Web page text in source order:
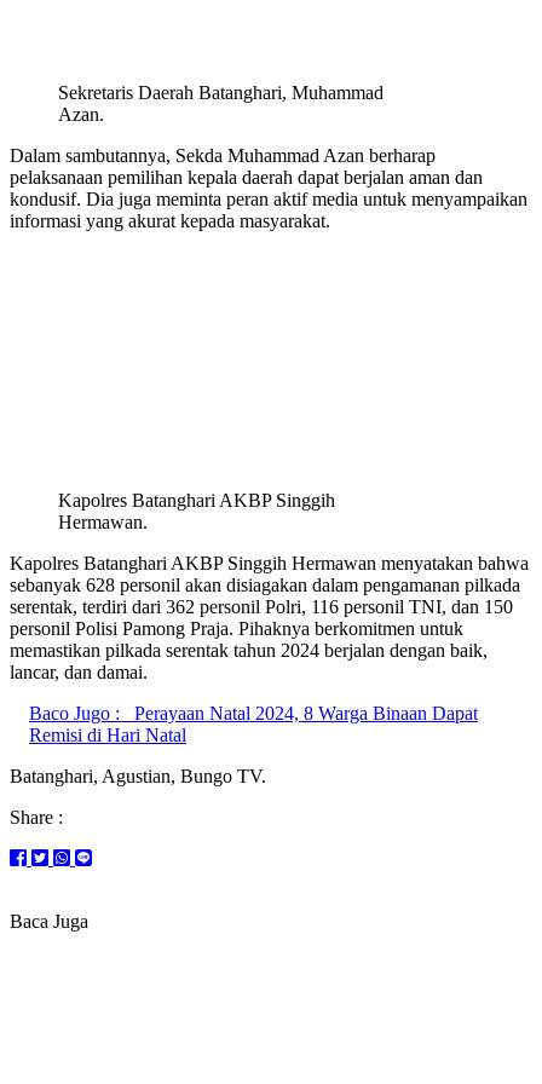
Sekretaris Daerah Batanghari, Muhammad
Azan.
Dalam sambutannya, Sekda Muhammad Azan berharap
pelaksanaan pemilihan kepala daerah dapat berjalan aman dan
kondusif. Dia juga meminta peran aktif media untuk menyampaikan
informasi yang akurat kepada masyarakat.
Kapolres Batanghari AKBP Singgih
Hermawan.
Kapolres Batanghari AKBP Singgih Hermawan menyatakan bahwa
sebanyak 628 personil akan disiagakan dalam pengamanan pilkada
serentak, terdiri dari 362 personil Polri, 116 personil TNI, dan 150
personil Polisi Pamong Praja. Pihaknya berkomitmen untuk
memastikan pilkada serentak tahun 2024 berjalan dengan baik,
lancar, dan damai.
Baco Jugo :
Perayaan Natal 2024, 8 Warga Binaan Dapat
Remisi di Hari Natal
Batanghari, Agustian, Bungo TV.
Share :
Baca Juga